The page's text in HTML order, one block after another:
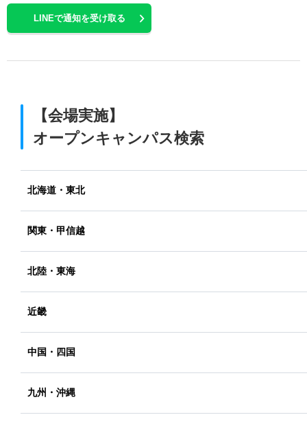
LINEで通知を受け取る
【会場実施】
オープンキャンパス検索
北海道・東北
関東・甲信越
北陸・東海
近畿
中国・四国
九州・沖縄